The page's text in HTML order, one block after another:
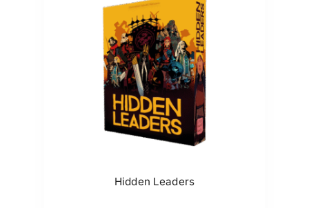
Hidden Leaders